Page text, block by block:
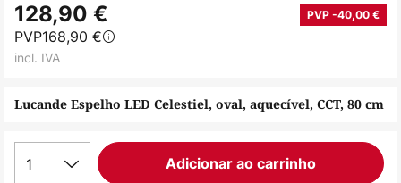
para
início
Galeria
Lucande Espelho LED Celestiel, oval, aquecível, CCT, 80 cm
128,90 € PVP -40,00 €
PVP168,90 €
incl. IVA
1 Adicionar ao carrinho